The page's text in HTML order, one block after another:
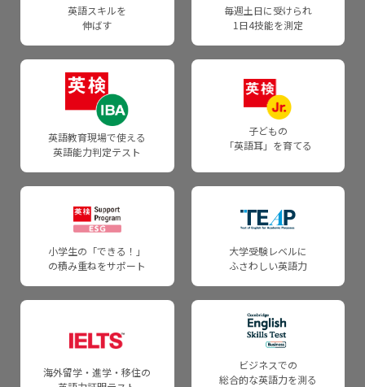
GCAS
TEAP スコア利用団体の方
TEAP 採用大学一覧
通信講座（企業・団体用）
リスニング教材（学校用）
英語教育センターについて
活動報告書・統合報告書
事業沿革
英検 助成事業
「英検」研究助成制度
法人概要
英語スキルを
伸ばす
毎週土日に受けられ
1日4技能を測定
英語教育現場で使える
英語能力判定テスト
子どもの
「英語耳」を育てる
小学生の「できる！」
の積み重ねをサポート
大学受験レベルに
ふさわしい英語力
海外留学・進学・移住の
ビジネスでの
総合的な英語力を測る